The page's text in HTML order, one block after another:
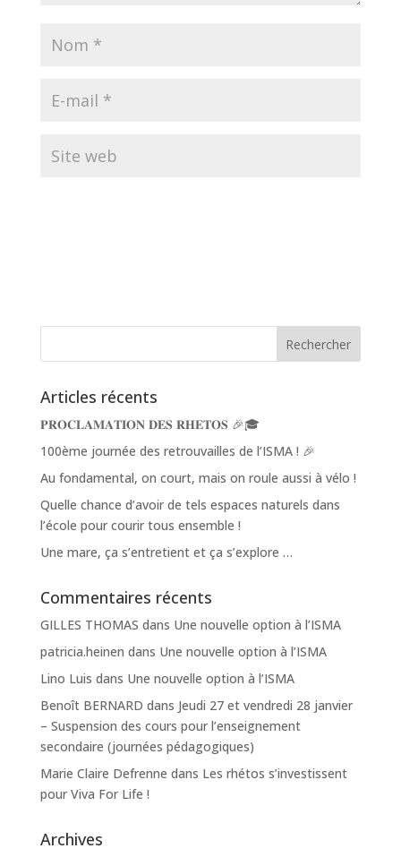
Articles récents
𝐏𝐑𝐎𝐂𝐋𝐀𝐌𝐀𝐓𝐈𝐎𝐍 𝐃𝐄𝐒 𝐑𝐇𝐄𝐓𝐎𝐒 🎉🎓
100ème journée des retrouvailles de l’ISMA ! 🎉
Au fondamental, on court, mais on roule aussi à vélo !
Quelle chance d’avoir de tels espaces naturels dans
l’école pour courir tous ensemble !
Une mare, ça s’entretient et ça s’explore …
Commentaires récents
GILLES THOMAS dans Une nouvelle option à l’ISMA
patricia.heinen dans Une nouvelle option à l’ISMA
Lino Luis dans Une nouvelle option à l’ISMA
Benoît BERNARD dans Jeudi 27 et vendredi 28 janvier
– Suspension des cours pour l’enseignement
secondaire (journées pédagogiques)
Marie Claire Defrenne dans Les rhétos s’investissent
pour Viva For Life !
Archives